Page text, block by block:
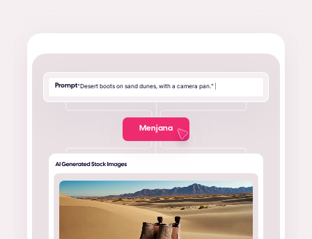
Prompt“Desert boots on sand dunes, with a camera pan.”
Menjana